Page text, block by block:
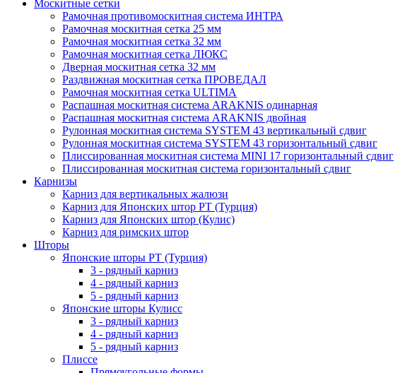
Москитные сетки
Рамочная противомоскитная система ИНТРА
Рамочная москитная сетка 25 мм
Рамочная москитная сетка 32 мм
Рамочная москитная сетка ЛЮКС
Дверная москитная сетка 32 мм
Раздвижная москитная сетка ПРОВЕДАЛ
Рамочная москитная сетка ULTIMA
Распашная москитная система ARAKNIS одинарная
Распашная москитная система ARAKNIS двойная
Рулонная москитная система SYSTEM 43 вертикальный сдвиг
Рулонная москитная система SYSTEM 43 горизонтальный сдвиг
Плиссированная москитная система MINI 17 горизонтальный сдвиг
Плиссированная москитная система горизонтальный сдвиг
Карнизы
Карниз для вертикальных жалюзи
Карниз для Японских штор РТ (Турция)
Карниз для Японских штор (Кулис)
Карниз для римских штор
Шторы
Японские шторы РТ (Турция)
3 - рядный карниз
4 - рядный карниз
5 - рядный карниз
Японские шторы Кулисс
3 - рядный карниз
4 - рядный карниз
5 - рядный карниз
Плиссе